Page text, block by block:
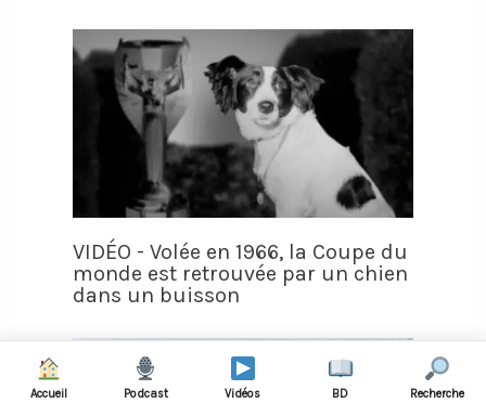
VIDÉO - Volée en 1966, la Coupe du
monde est retrouvée par un chien
dans un buisson
Accueil Podcast Vidéos BD Recherche